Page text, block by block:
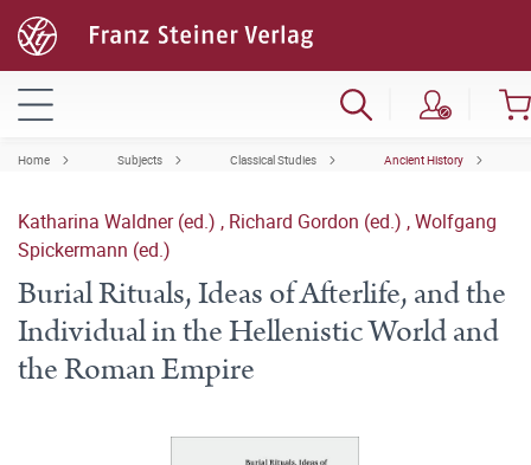
Home Subjects Classical Studies Ancient History
Katharina Waldner (ed.) , Richard Gordon (ed.) ,Wolfgang
Spickermann (ed.)
Burial Rituals, Ideas of Afterlife, and the
Individual in the Hellenistic World and
the Roman Empire